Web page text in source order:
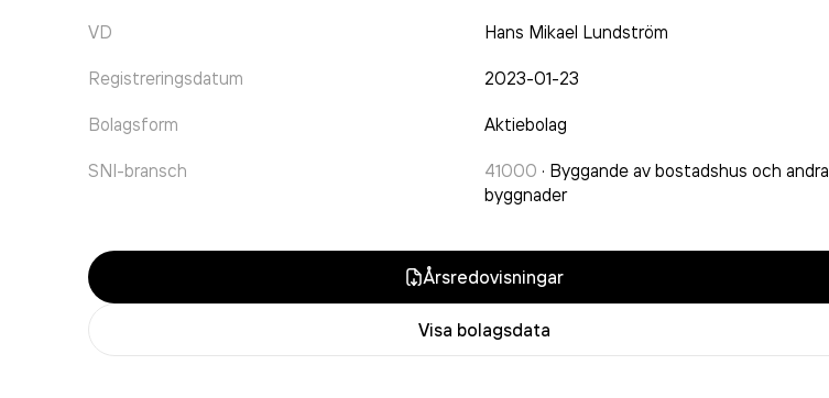
VD Hans Mikael Lundström
Registreringsdatum 2023-01-23
Bolagsform Aktiebolag
SNI-bransch 41000 · Byggande av bostadshus och andra
byggnader
Årsredovisningar
Visa bolagsdata